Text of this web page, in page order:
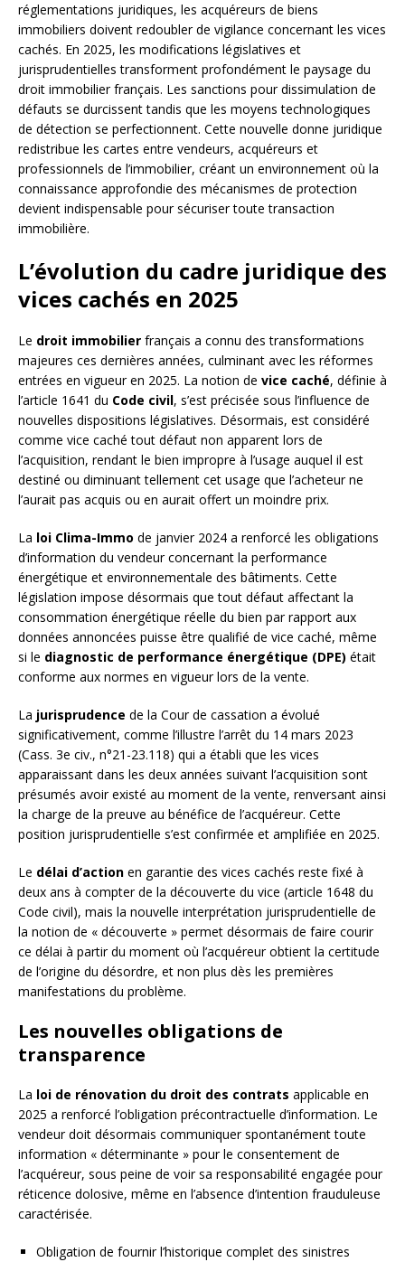
réglementations juridiques, les acquéreurs de biens
immobiliers doivent redoubler de vigilance concernant les vices
cachés. En 2025, les modifications législatives et
jurisprudentielles transforment profondément le paysage du
droit immobilier français. Les sanctions pour dissimulation de
défauts se durcissent tandis que les moyens technologiques
de détection se perfectionnent. Cette nouvelle donne juridique
redistribue les cartes entre vendeurs, acquéreurs et
professionnels de l’immobilier, créant un environnement où la
connaissance approfondie des mécanismes de protection
devient indispensable pour sécuriser toute transaction
immobilière.
L’évolution du cadre juridique des
vices cachés en 2025
Le droit immobilier français a connu des transformations
majeures ces dernières années, culminant avec les réformes
entrées en vigueur en 2025. La notion de vice caché, définie à
l’article 1641 du Code civil, s’est précisée sous l’influence de
nouvelles dispositions législatives. Désormais, est considéré
comme vice caché tout défaut non apparent lors de
l’acquisition, rendant le bien impropre à l’usage auquel il est
destiné ou diminuant tellement cet usage que l’acheteur ne
l’aurait pas acquis ou en aurait offert un moindre prix.
La loi Clima-Immo de janvier 2024 a renforcé les obligations
d’information du vendeur concernant la performance
énergétique et environnementale des bâtiments. Cette
législation impose désormais que tout défaut affectant la
consommation énergétique réelle du bien par rapport aux
données annoncées puisse être qualifié de vice caché, même
si le diagnostic de performance énergétique (DPE) était
conforme aux normes en vigueur lors de la vente.
La jurisprudence de la Cour de cassation a évolué
significativement, comme l’illustre l’arrêt du 14 mars 2023
(Cass. 3e civ., n°21-23.118) qui a établi que les vices
apparaissant dans les deux années suivant l’acquisition sont
présumés avoir existé au moment de la vente, renversant ainsi
la charge de la preuve au bénéfice de l’acquéreur. Cette
position jurisprudentielle s’est confirmée et amplifiée en 2025.
Le délai d’action en garantie des vices cachés reste fixé à
deux ans à compter de la découverte du vice (article 1648 du
Code civil), mais la nouvelle interprétation jurisprudentielle de
la notion de « découverte » permet désormais de faire courir
ce délai à partir du moment où l’acquéreur obtient la certitude
de l’origine du désordre, et non plus dès les premières
manifestations du problème.
Les nouvelles obligations de
transparence
La loi de rénovation du droit des contrats applicable en
2025 a renforcé l’obligation précontractuelle d’information. Le
vendeur doit désormais communiquer spontanément toute
information « déterminante » pour le consentement de
l’acquéreur, sous peine de voir sa responsabilité engagée pour
réticence dolosive, même en l’absence d’intention frauduleuse
caractérisée.
Obligation de fournir l’historique complet des sinistres